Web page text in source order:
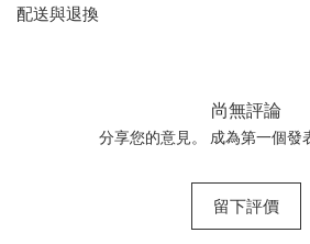
• 產品英文名稱與凈含量：
配送與退換
態。請注意：由於運送限制原因，香水
產品一旦售出將不予退換。
尚無評論
分享您的意見。 成為第一個發
留下評價